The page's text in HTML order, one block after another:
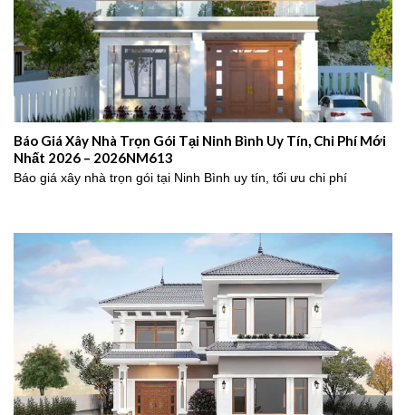
Báo Giá Xây Nhà Trọn Gói Tại Ninh Bình Uy Tín, Chi Phí Mới
Nhất 2026 – 2026NM613
Báo giá xây nhà trọn gói tại Ninh Bình uy tín, tối ưu chi phí